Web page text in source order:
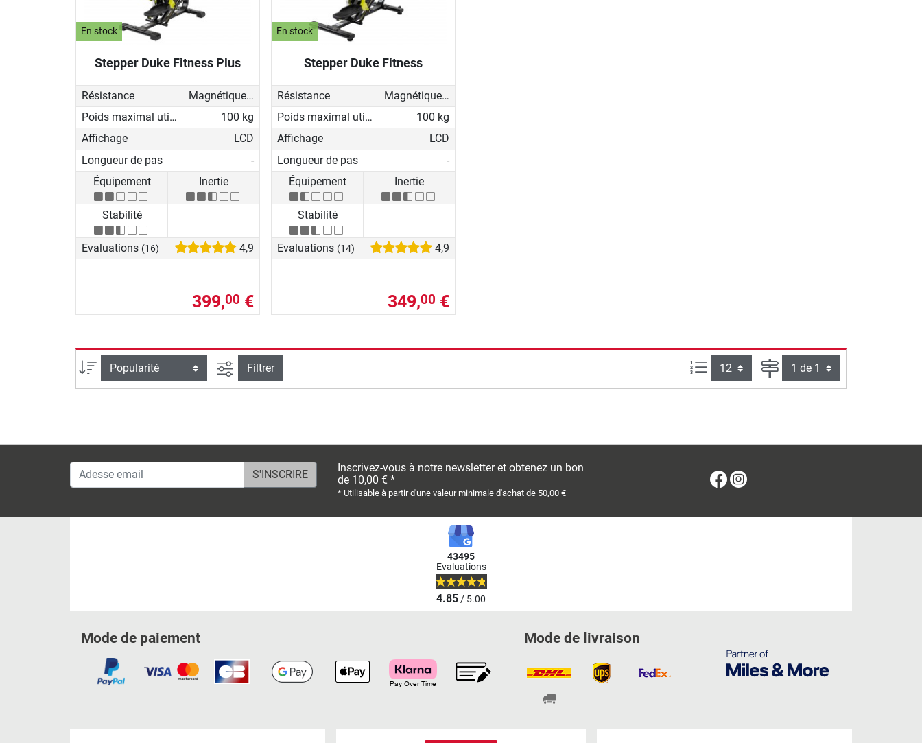
En stock
Stepper Duke Fitness Plus
Résistance
Magnétique - manuel
Poids maximal utilisateur
100 kg
Affichage
LCD
Longueur de pas
-
Équipement
Inertie
Stabilité
Evaluations (16) 4,9
399,00 €
En stock
Stepper Duke Fitness
Résistance
Magnétique - manuel
Poids maximal utilisateur
100 kg
Affichage
LCD
Longueur de pas
-
Équipement
Inertie
Stabilité
Evaluations (14) 4,9
349,00 €
Trier par Filtrer la recherche
Filtrer Articles par page :Page
Adesse email
Inscrivez-vous à notre newsletter et obtenez un bon
de 10,00 € *
* Utilisable à partir d'une valeur minimale d'achat de 50,00 €
Facebook
43495
Evaluations
4.85/ 5.00
Mode de paiement Mode de livraison